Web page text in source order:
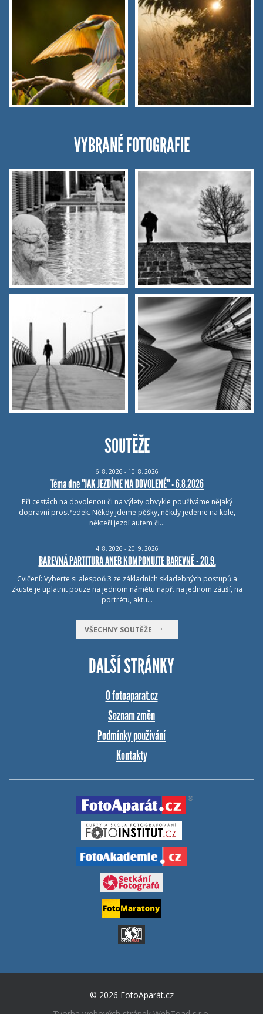
VYBRANÉ FOTOGRAFIE
SOUTĚŽE
6. 8. 2026 - 10. 8. 2026
Téma dne "JAK JEZDÍME NA DOVOLENÉ" - 6.8.2026
Při cestách na dovolenou či na výlety obvykle používáme nějaký
dopravní prostředek. Někdy jdeme pěšky, někdy jedeme na kole,
někteří jezdí autem či…
4. 8. 2026 - 20. 9. 2026
BAREVNÁ PARTITURA ANEB KOMPONUJTE BAREVNĚ - 20.9.
Cvičení: Vyberte si alespoň 3 ze základních skladebných postupů a
zkuste je uplatnit pouze na jednom námětu např. na jednom zátiší, na
portrétu, aktu…
VŠECHNY SOUTĚŽE
DALŠÍ STRÁNKY
O fotoaparat.cz
Seznam změn
Podmínky používání
Kontakty
© 2026 FotoAparát.cz